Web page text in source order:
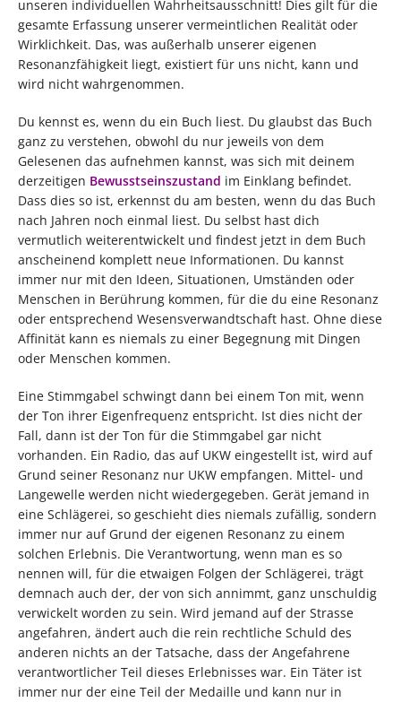
unseren individuellen Wahrheitsausschnitt! Dies gilt für die
gesamte Erfassung unserer vermeintlichen Realität oder
Wirklichkeit. Das, was außerhalb unserer eigenen
Resonanzfähigkeit liegt, existiert für uns nicht, kann und
wird nicht wahrgenommen.
Du kennst es, wenn du ein Buch liest. Du glaubst das Buch
ganz zu verstehen, obwohl du nur jeweils von dem
Gelesenen das aufnehmen kannst, was sich mit deinem
derzeitigen Bewusstseinszustand im Einklang befindet.
Dass dies so ist, erkennst du am besten, wenn du das Buch
nach Jahren noch einmal liest. Du selbst hast dich
vermutlich weiterentwickelt und findest jetzt in dem Buch
anscheinend komplett neue Informationen. Du kannst
immer nur mit den Ideen, Situationen, Umständen oder
Menschen in Berührung kommen, für die du eine Resonanz
oder entsprechend Wesensverwandtschaft hast. Ohne diese
Affinität kann es niemals zu einer Begegnung mit Dingen
oder Menschen kommen.
Eine Stimmgabel schwingt dann bei einem Ton mit, wenn
der Ton ihrer Eigenfrequenz entspricht. Ist dies nicht der
Fall, dann ist der Ton für die Stimmgabel gar nicht
vorhanden. Ein Radio, das auf UKW eingestellt ist, wird auf
Grund seiner Resonanz nur UKW empfangen. Mittel- und
Langewelle werden nicht wiedergegeben. Gerät jemand in
eine Schlägerei, so geschieht dies niemals zufällig, sondern
immer nur auf Grund der eigenen Resonanz zu einem
solchen Erlebnis. Die Verantwortung, wenn man es so
nennen will, für die etwaigen Folgen der Schlägerei, trägt
demnach auch der, der von sich annimmt, ganz unschuldig
verwickelt worden zu sein. Wird jemand auf der Strasse
angefahren, ändert auch die rein rechtliche Schuld des
anderen nichts an der Tatsache, dass der Angefahrene
verantwortlicher Teil dieses Erlebnisses war. Ein Täter ist
immer nur der eine Teil der Medaille und kann nur in